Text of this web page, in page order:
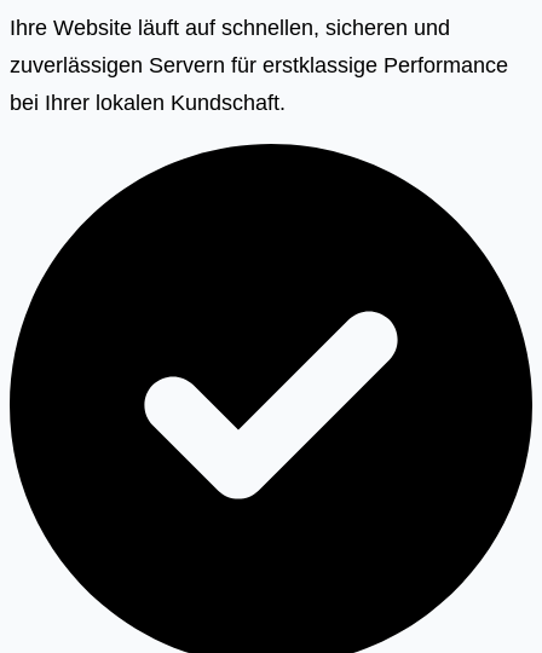
Ihre Website läuft auf schnellen, sicheren und
zuverlässigen Servern für erstklassige Performance
bei Ihrer lokalen Kundschaft.